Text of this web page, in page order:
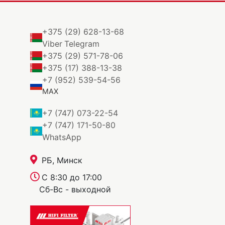
+375 (29) 628-13-68
Viber Telegram
+375 (29) 571-78-06
+375 (17) 388-13-38
+7 (952) 539-54-56
MAX
+7 (747) 073-22-54
+7 (747) 171-50-80
WhatsApp
РБ, Минск
С 8:30 до 17:00
Сб-Вс - выходной